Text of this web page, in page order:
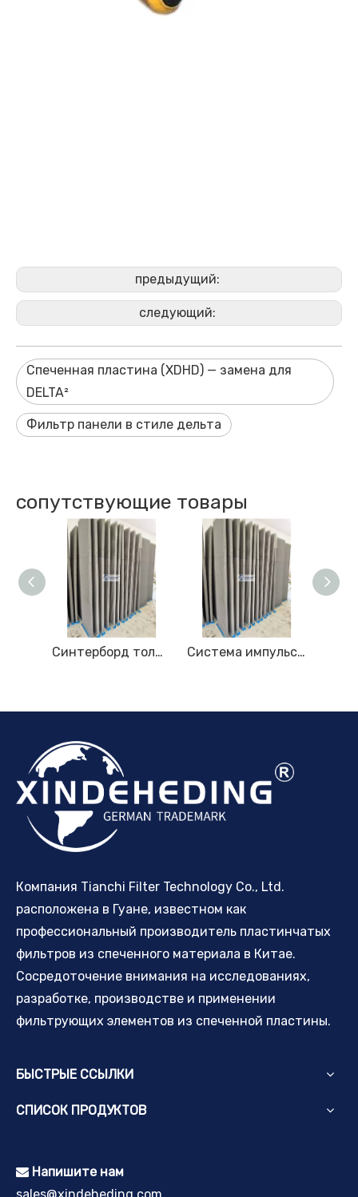
предыдущий:
следующий:
Спеченная пластина (XDHD) — замена для
DELTA²
Фильтр панели в стиле дельта
сопутствующие товары
Синтерборд толщиной 2,2 м для высокоэффективной фильтрации пыли Система импульсной струйной очистки спеченных пластин длиной 2,2 м
Компания Tianchi Filter Technology Co., Ltd.
расположена в Гуане, известном как
профессиональный производитель пластинчатых
фильтров из спеченного материала в Китае.
Сосредоточение внимания на исследованиях,
разработке, производстве и применении
фильтрующих элементов из спеченной пластины.
БЫСТРЫЕ ССЫЛКИ
СПИСОК ПРОДУКТОВ
 Напишите нам